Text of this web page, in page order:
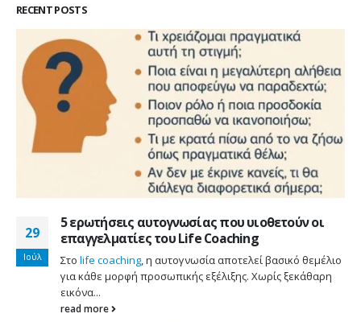
RECENT POSTS
29
Ιούλ
5 ερωτήσεις αυτογνωσίας που υιοθετούν οι
επαγγελματίες του Life Coaching
Στο life coaching, η αυτογνωσία αποτελεί βασικό θεμέλιο
για κάθε μορφή προσωπικής εξέλιξης. Χωρίς ξεκάθαρη
εικόνα...
read more